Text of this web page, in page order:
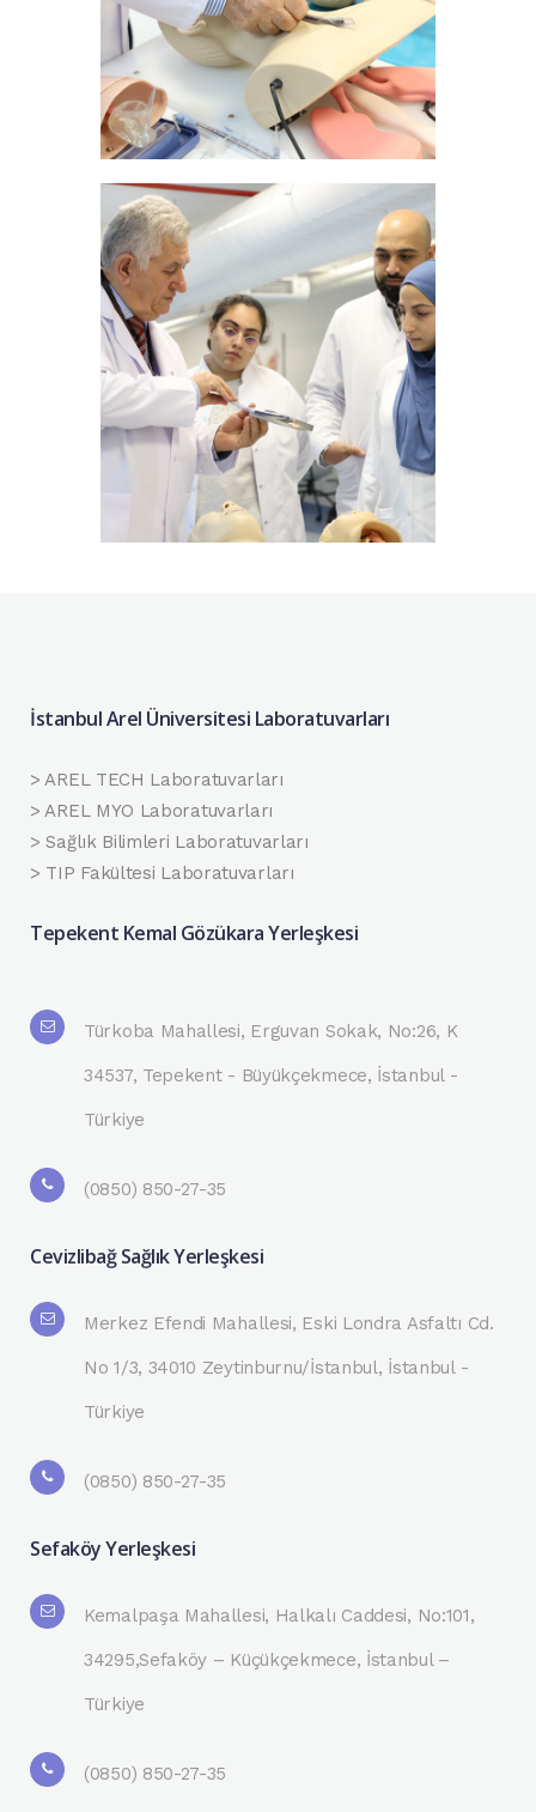
İstanbul Arel Üniversitesi Laboratuvarları
> AREL TECH Laboratuvarları
> AREL MYO Laboratuvarları
> Sağlık Bilimleri Laboratuvarları
> TIP Fakültesi Laboratuvarları
Tepekent Kemal Gözükara Yerleşkesi
Türkoba Mahallesi, Erguvan Sokak, No:26, K
34537, Tepekent - Büyükçekmece, İstanbul -
Türkiye
(0850) 850-27-35
Cevizlibağ Sağlık Yerleşkesi
Merkez Efendi Mahallesi, Eski Londra Asfaltı Cd.
No 1/3, 34010 Zeytinburnu/İstanbul, İstanbul -
Türkiye
(0850) 850-27-35
Sefaköy Yerleşkesi
Kemalpaşa Mahallesi, Halkalı Caddesi, No:101,
34295,Sefaköy – Küçükçekmece, İstanbul –
Türkiye
(0850) 850-27-35